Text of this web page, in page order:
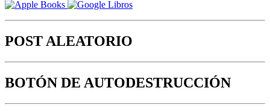
POST ALEATORIO
BOTÓN DE AUTODESTRUCCIÓN